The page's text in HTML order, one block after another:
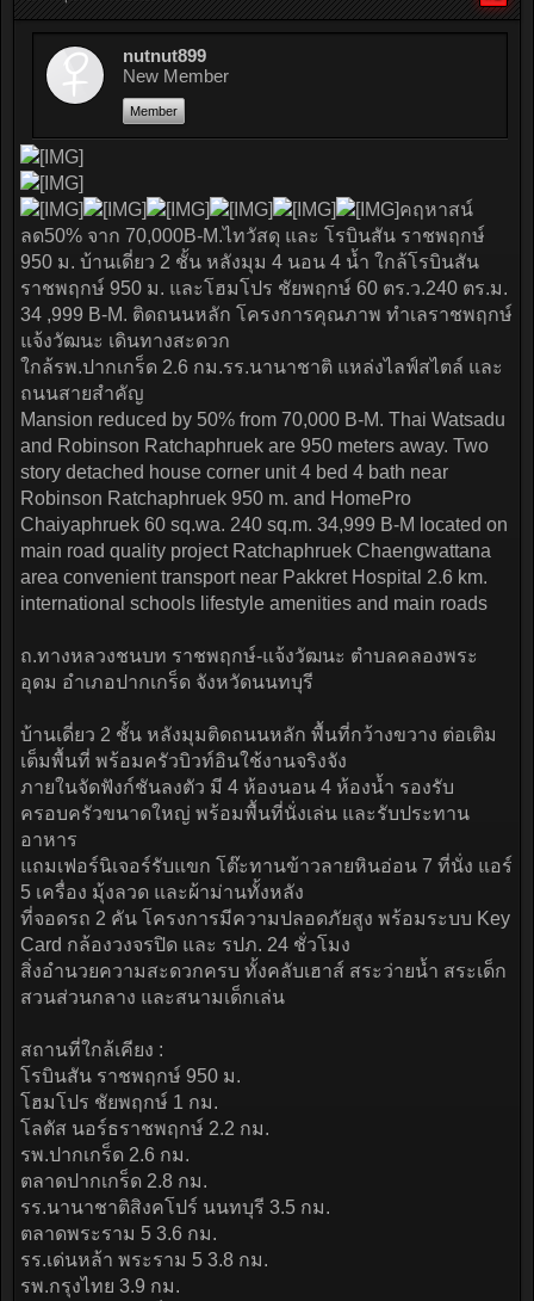
nutnut899
New Member
Member
คฤหาสน์
ลด50% จาก 70,000B-M.ไทวัสดุ และ โรบินสัน ราชพฤกษ์
950 ม. บ้านเดี่ยว 2 ชั้น หลังมุม 4 นอน 4 น้ำ ใกล้โรบินสัน
ราชพฤกษ์ 950 ม. และโฮมโปร ชัยพฤกษ์ 60 ตร.ว.240 ตร.ม.
34 ,999 B-M. ติดถนนหลัก โครงการคุณภาพ ทำเลราชพฤกษ์
แจ้งวัฒนะ เดินทางสะดวก
ใกล้รพ.ปากเกร็ด 2.6 กม.รร.นานาชาติ แหล่งไลฟ์สไตล์ และ
ถนนสายสำคัญ
Mansion reduced by 50% from 70,000 B-M. Thai Watsadu
and Robinson Ratchaphruek are 950 meters away. Two
story detached house corner unit 4 bed 4 bath near
Robinson Ratchaphruek 950 m. and HomePro
Chaiyaphruek 60 sq.wa. 240 sq.m. 34,999 B-M located on
main road quality project Ratchaphruek Chaengwattana
area convenient transport near Pakkret Hospital 2.6 km.
international schools lifestyle amenities and main roads
ถ.ทางหลวงชนบท ราชพฤกษ์-แจ้งวัฒนะ ตำบลคลองพระ
อุดม อำเภอปากเกร็ด จังหวัดนนทบุรี
บ้านเดี่ยว 2 ชั้น หลังมุมติดถนนหลัก พื้นที่กว้างขวาง ต่อเติม
เต็มพื้นที่ พร้อมครัวบิวท์อินใช้งานจริงจัง
ภายในจัดฟังก์ชันลงตัว มี 4 ห้องนอน 4 ห้องน้ำ รองรับ
ครอบครัวขนาดใหญ่ พร้อมพื้นที่นั่งเล่น และรับประทาน
อาหาร
แถมเฟอร์นิเจอร์รับแขก โต๊ะทานข้าวลายหินอ่อน 7 ที่นั่ง แอร์
5 เครื่อง มุ้งลวด และผ้าม่านทั้งหลัง
ที่จอดรถ 2 คัน โครงการมีความปลอดภัยสูง พร้อมระบบ Key
Card กล้องวงจรปิด และ รปภ. 24 ชั่วโมง
สิ่งอำนวยความสะดวกครบ ทั้งคลับเฮาส์ สระว่ายน้ำ สระเด็ก
สวนส่วนกลาง และสนามเด็กเล่น
สถานที่ใกล้เคียง :
โรบินสัน ราชพฤกษ์ 950 ม.
โฮมโปร ชัยพฤกษ์ 1 กม.
โลตัส นอร์ธราชพฤกษ์ 2.2 กม.
รพ.ปากเกร็ด 2.6 กม.
ตลาดปากเกร็ด 2.8 กม.
รร.นานาชาติสิงคโปร์ นนทบุรี 3.5 กม.
ตลาดพระราม 5 3.6 กม.
รร.เด่นหล้า พระราม 5 3.8 กม.
รพ.กรุงไทย 3.9 กม.